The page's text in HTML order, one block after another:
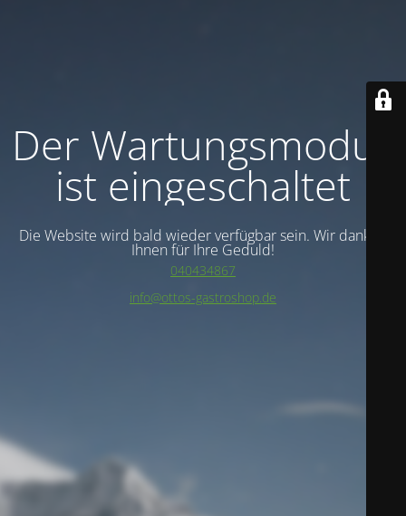
Der Wartungsmodus
ist eingeschaltet
Die Website wird bald wieder verfügbar sein. Wir danken
Ihnen für Ihre Geduld!
040434867
info@ottos-gastroshop.de